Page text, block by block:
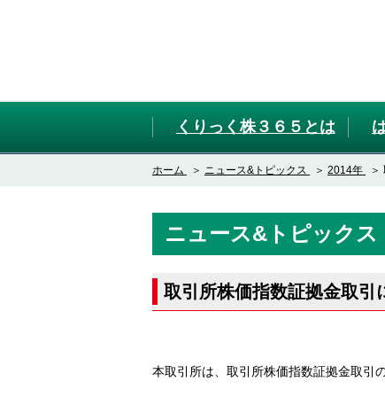
くりっく株３６５とは
ホーム ニュース&トピックス 2014年
ニュース&トピックス
取引所株価指数証拠金取引
本取引所は、取引所株価指数証拠金取引